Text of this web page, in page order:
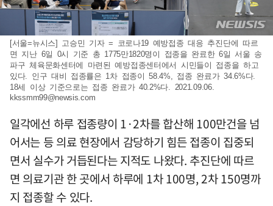
[서울=뉴시스] 고승민 기자 = 코로나19 예방접종 대응 추진단에 따르
면 지난 6일 0시 기준 총 1775만1820명이 접종을 완료한 6일 서울 송
파구 체육문화센터에 마련된 예방접종센터에서 시민들이 접종을 하고
있다. 인구 대비 접종률은 1차 접종이 58.4%, 접종 완료가 34.6%다.
18세 이상 기준으로는 접종 완료가 40.2%다. 2021.09.06.
kkssmm99@newsis.com
일각에선 하루 접종량이 1·2차를 합산해 100만건을 넘
어서는 등 의료 현장에서 감당하기 힘든 접종이 집중되
면서 실수가 거듭된다는 지적도 나왔다. 추진단에 따르
면 의료기관 한 곳에서 하루에 1차 100명, 2차 150명까
지 접종할 수 있다.